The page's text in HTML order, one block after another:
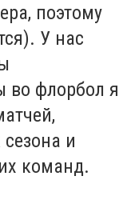
поэтому
У нас
во флорбол я
и
команд.